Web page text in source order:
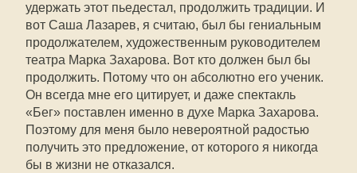
удержать этот пьедестал, продолжить традиции. И
вот Саша Лазарев, я считаю, был бы гениальным
продолжателем, художественным руководителем
театра Марка Захарова. Вот кто должен был бы
продолжить. Потому что он абсолютно его ученик.
Он всегда мне его цитирует, и даже спектакль
«Бег» поставлен именно в духе Марка Захарова.
Поэтому для меня было невероятной радостью
получить это предложение, от которого я никогда
бы в жизни не отказался.